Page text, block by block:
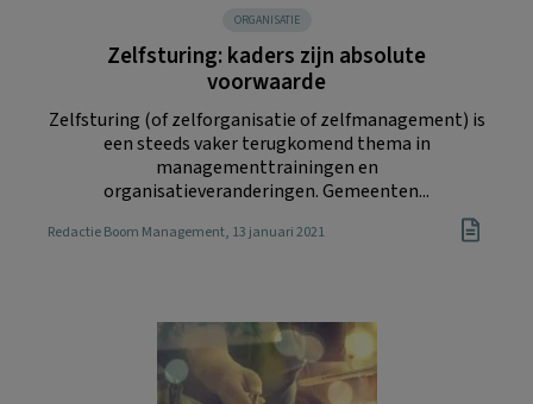
ORGANISATIE
Zelfsturing: kaders zijn absolute
voorwaarde
Zelfsturing (of zelforganisatie of zelfmanagement) is
een steeds vaker terugkomend thema in
managementtrainingen en
organisatieveranderingen. Gemeenten...
Redactie Boom Management, 13 januari 2021